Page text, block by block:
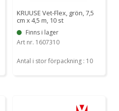
KRUUSE Vet-Flex, grön, 7,5
cm x 4,5 m, 10 st
Finns i lager
Art nr. 1607310
Antal i stor förpackning : 10